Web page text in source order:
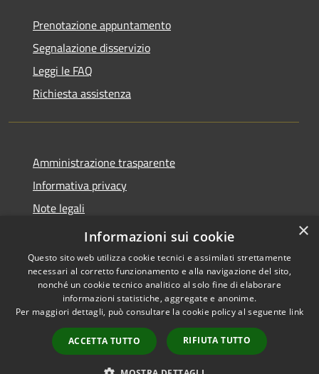
Prenotazione appuntamento
Segnalazione disservizio
Leggi le FAQ
Richiesta assistenza
Amministrazione trasparente
Informativa privacy
Note legali
Dichiarazione di accessibilità
Accessibilità
Copyright © 2026 • Comune di
Santo Stefano del Sole •
Powered byMunicipium
Accesso redazione
×
Informazioni sui cookie
Questo sito web utilizza cookie tecnici e assimilati strettamente
necessari al corretto funzionamento e alla navigazione del sito,
nonché un cookie tecnico analitico al solo fine di elaborare
informazioni statistiche, aggregate e anonime.
Per maggiori dettagli, può consultare la cookie policy al seguente link
ACCETTA TUTTO RIFIUTA TUTTO